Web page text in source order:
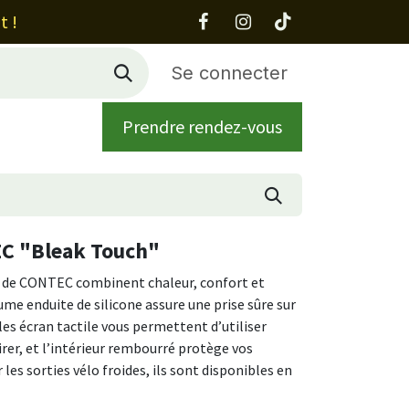
!
Se connecter
Contact
Prendre rendez-vous
"Bleak Touch"
de CONTEC combinent chaleur, confort et
enduite de silicone assure une prise sûre sur
écran tactile vous permettent d’utiliser
et l’intérieur rembourré protège vos
les sorties vélo froides, ils sont disponibles en